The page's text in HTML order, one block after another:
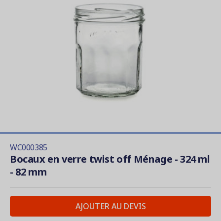
WC000385
Bocaux en verre twist off Ménage - 324 ml
- 82 mm
AJOUTER AU DEVIS